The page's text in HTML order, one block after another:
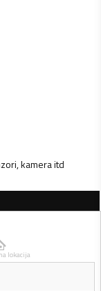
kamera itd
lokacija